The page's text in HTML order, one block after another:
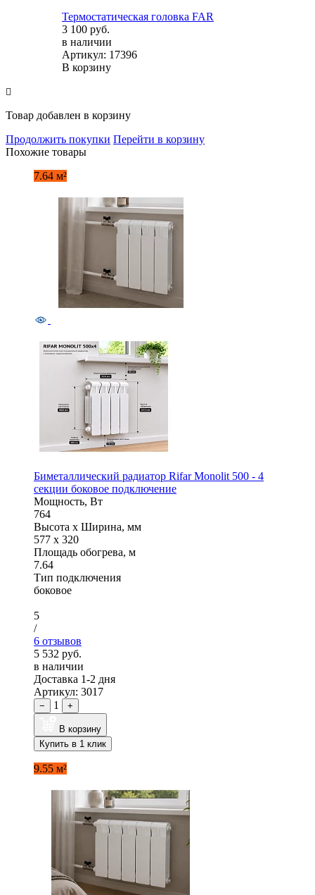
Термостатическая головка FAR
3 100 руб.
в наличии
Артикул: 17396
В корзину
Товар добавлен в корзину
Продолжить покупки Перейти в корзину
Похожие товары
7.64 м²
Биметаллический радиатор Rifar Monolit 500 - 4
секции боковое подключение
Мощность, Вт
764
Высота x Ширина, мм
577 x 320
Площадь обогрева, м
7.64
Тип подключения
боковое
5
/
6 отзывов
5 532 руб.
в наличии
Доставка 1-2 дня
Артикул: 3017
− 1 +
В корзину
Купить в 1 клик
9.55 м²